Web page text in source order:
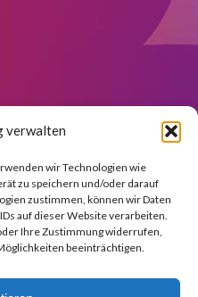
verwalten
wir Technologien wie
zu speichern und/oder darauf
zustimmen, können wir Daten
auf dieser Website verarbeiten.
Ihre Zustimmung widerrufen,
beeinträchtigen.
Demo gerne die